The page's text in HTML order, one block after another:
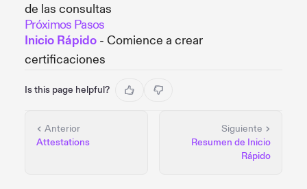
de las consultas
Próximos Pasos
Inicio Rápido - Comience a crear
certificaciones
Is this page helpful?
Anterior
Attestations
Siguiente
Resumen de Inicio
Rápido